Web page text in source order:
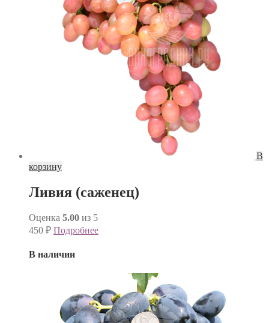
В
корзину
Ливия (саженец)
Оценка 5.00 из 5
450 ₽ Подробнее
В наличии